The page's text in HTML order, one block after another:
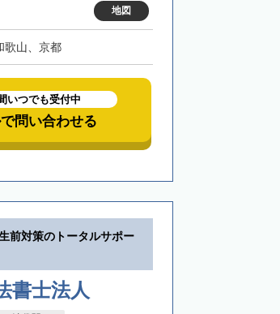
地図
歌山、京都
いつでも受付中
問い合わせる
前対策のトータルサポー
書士法人